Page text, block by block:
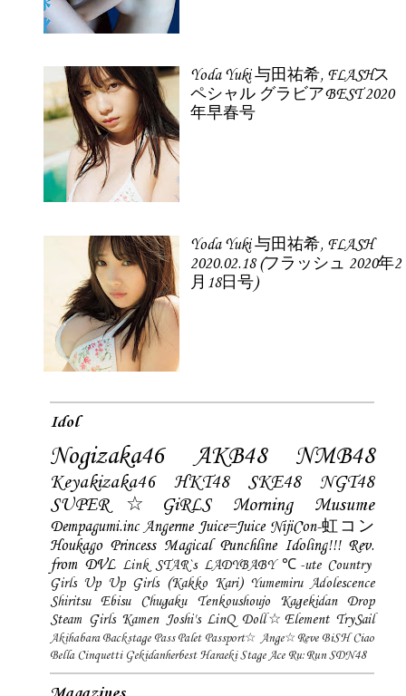
Yoda Yuki 与田祐希, FLASHス
ペシャル グラビアBEST 2020
年早春号
Yoda Yuki 与田祐希, FLASH
2020.02.18 (フラッシュ 2020年2
月18日号)
Idol
Nogizaka46 AKB48 NMB48
Keyakizaka46 HKT48 SKE48
NGT48
SUPER☆GiRLS
Morning Musume
Dempagumi.inc Angerme Juice=Juice NijiCon-虹コン
Houkago Princess Magical Punchline Idoling!!! Rev.
from DVL Link STAR`s LADYBABY ℃-ute Country
Girls Up Up Girls (Kakko Kari) Yumemiru Adolescence
Shiritsu Ebisu Chugaku
Tenkoushoujo Kagekidan
Drop
Steam Girls Kamen Joshi's LinQ Doll☆Element TrySail
Akihabara Backstage Pass Palet Passport☆ Ange☆Reve BiSH Ciao
Bella Cinquetti Gekidanherbest Haraeki Stage Ace Ru:Run SDN48